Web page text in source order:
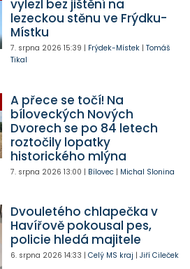
vylezl bez jištění na
lezeckou stěnu ve Frýdku-
Místku
7. srpna 2026 15:39 | Frýdek-Místek| Tomáš
Tikal
A přece se točí! Na
bíloveckých Nových
Dvorech se po 84 letech
roztočily lopatky
historického mlýna
7. srpna 2026 13:00 | Bílovec| Michal Slonina
Dvouletého chlapečka v
Havířově pokousal pes,
policie hledá majitele
6. srpna 2026 14:33 | Celý MS kraj | Jiří Cileček